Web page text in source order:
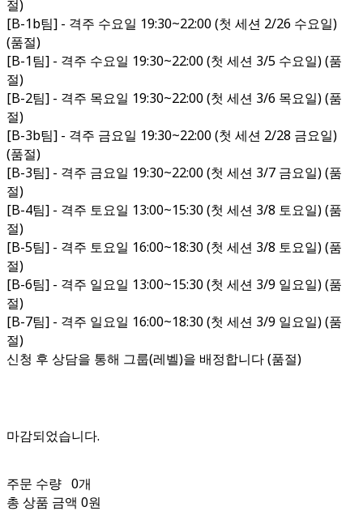
절)
[B-1b팀] - 격주 수요일 19:30~22:00 (첫 세션 2/26 수요일)
(품절)
[B-1팀] - 격주 수요일 19:30~22:00 (첫 세션 3/5 수요일) (품
절)
[B-2팀] - 격주 목요일 19:30~22:00 (첫 세션 3/6 목요일) (품
절)
[B-3b팀] - 격주 금요일 19:30~22:00 (첫 세션 2/28 금요일)
(품절)
[B-3팀] - 격주 금요일 19:30~22:00 (첫 세션 3/7 금요일) (품
절)
[B-4팀] - 격주 토요일 13:00~15:30 (첫 세션 3/8 토요일) (품
절)
[B-5팀] - 격주 토요일 16:00~18:30 (첫 세션 3/8 토요일) (품
절)
[B-6팀] - 격주 일요일 13:00~15:30 (첫 세션 3/9 일요일) (품
절)
[B-7팀] - 격주 일요일 16:00~18:30 (첫 세션 3/9 일요일) (품
절)
신청 후 상담을 통해 그룹(레벨)을 배정합니다 (품절)
주문 수량 0개
총 상품 금액 0원